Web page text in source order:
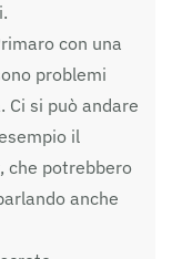
con una
problemi
Ci si può andare
il
che potrebbero
anche